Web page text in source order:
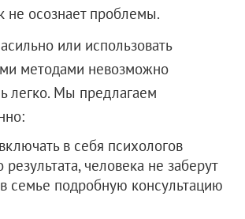
не осознает проблемы.
или использовать
методами невозможно
легко. Мы предлагаем
в себя психологов
человека не заберут
семье подробную консультацию